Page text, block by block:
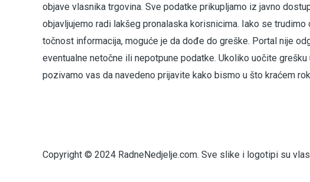
objave vlasnika trgovina. Sve podatke prikupljamo iz javno
objavljujemo radi lakšeg pronalaska korisnicima. Iako se trudimo
točnost informacija, moguće je da dođe do greške. Portal nije
eventualne netočne ili nepotpune podatke. Ukoliko uočite grešku
pozivamo vas da navedeno prijavite kako bismo u što kraćem
Copyright © 2024 RadneNedjelje.com. Sve slike i logotipi su